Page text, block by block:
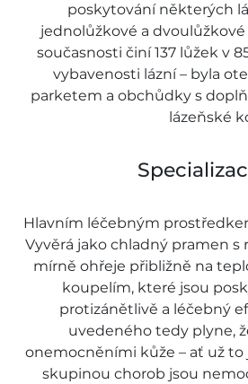
poskytování některých
jednolůžkové a
současnosti činí 137 lůžek v
vybavenosti lázní – byla
parketem a obchůdky s
lázeňské
Hlavním léčebným
Vyvěrá jako chladný pramen s
mírně ohřeje přibližně na
koupelím, které jsou
protizánětlivě a léčebný
uvedeného tedy plyne,
onemocněními kůže – ať už to
skupinou chorob jsou